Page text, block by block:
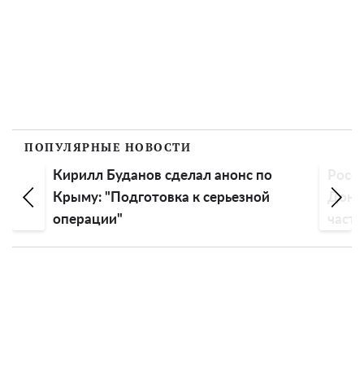
ПОПУЛЯРНЫЕ НОВОСТИ
Россияне нанесли мощный удар по
Донбассу: ракета попала на дорогу в
частном секторе